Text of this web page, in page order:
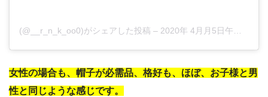
(@__r_n_k_oo0)がシェアした投稿 – 2020年 4月月5日午前4時29分PDT
女性の場合も、帽子が必需品、格好も、ほぼ、お子様と男
性と同じような感じです。